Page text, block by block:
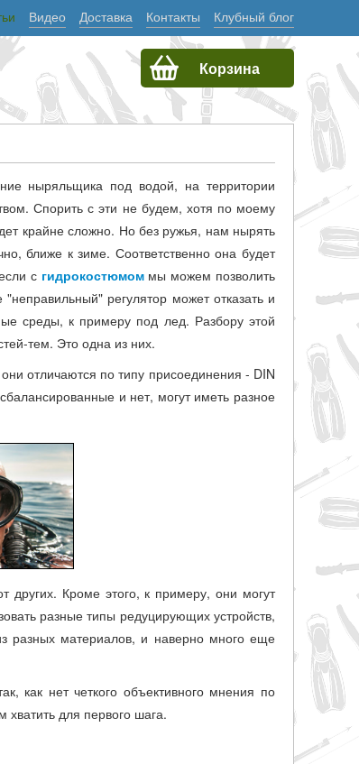
Видео Доставка Контакты Клубный блог
Корзина
ныряльщика под водой, на территории
Спорить с эти не будем, хотя по моему
крайне сложно. Но без ружья, нам нырять
ближе к зиме. Соответственно она будет
с гидрокостюмоммы можем позволить
регулятор может отказать и
среды, к примеру под лед. Разбору этой
тем. Это одна из них.
отличаются по типу присоединения - DIN
и нет, могут иметь разное
Кроме этого, к примеру, они могут
разные типы редуцирующих устройств,
разных материалов, и наверно много еще
как нет четкого объективного мнения по
для первого шага.